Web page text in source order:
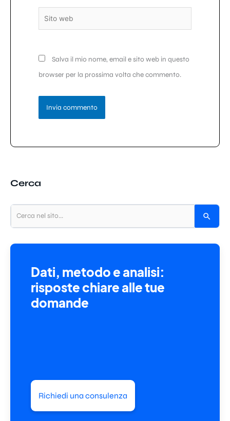
Sito
web
Salva il mio nome, email e sito web in questo
browser per la prossima volta che commento.
Cerca
Dati, metodo e analisi:
risposte chiare alle tue
domande
Richiedi una consulenza